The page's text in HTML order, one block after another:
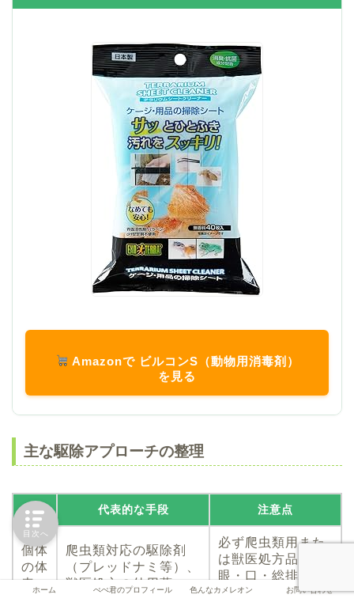
Amazonで ビルコンS（動物用消毒剤）
を見る
主な駆除アプローチの整理
対象 代表的な手段 注意点
個体
の体
表
爬虫類対応の駆除剤
（プレッドナミ等）、
獣医処方の外用薬
必ず爬虫類用また
は獣医処方品。
眼・口・総排泄孔
は避ける
ホーム ぺぺ君のプロフィール 色んなカメレオン お問い合わせ
目次へ